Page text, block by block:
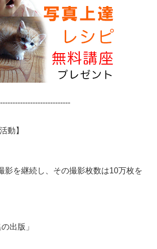
動】
影を継続し、その撮影枚数は10万枚を
出版」